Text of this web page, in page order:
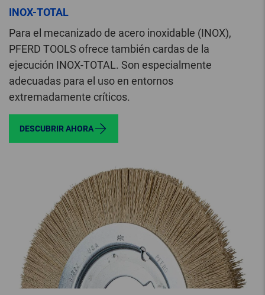
INOX-TOTAL
Para el mecanizado de acero inoxidable (INOX),
PFERD TOOLS ofrece también cardas de la
ejecución INOX-TOTAL. Son especialmente
adecuadas para el uso en entornos
extremadamente críticos.
DESCUBRIR AHORA